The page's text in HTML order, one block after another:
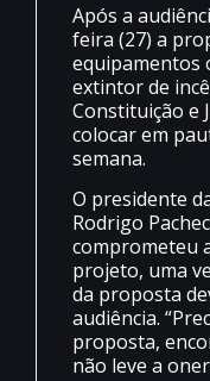
Após a
feira (27) a
equipamentos
extintor de
Constituição e
colocar em
semana.
O presidente
Rodrigo
comprometeu
projeto, uma
da proposta
audiência.
proposta,
não leve a